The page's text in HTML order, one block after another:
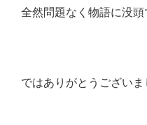
全然問題なく物語に没頭
ではありがとうございま